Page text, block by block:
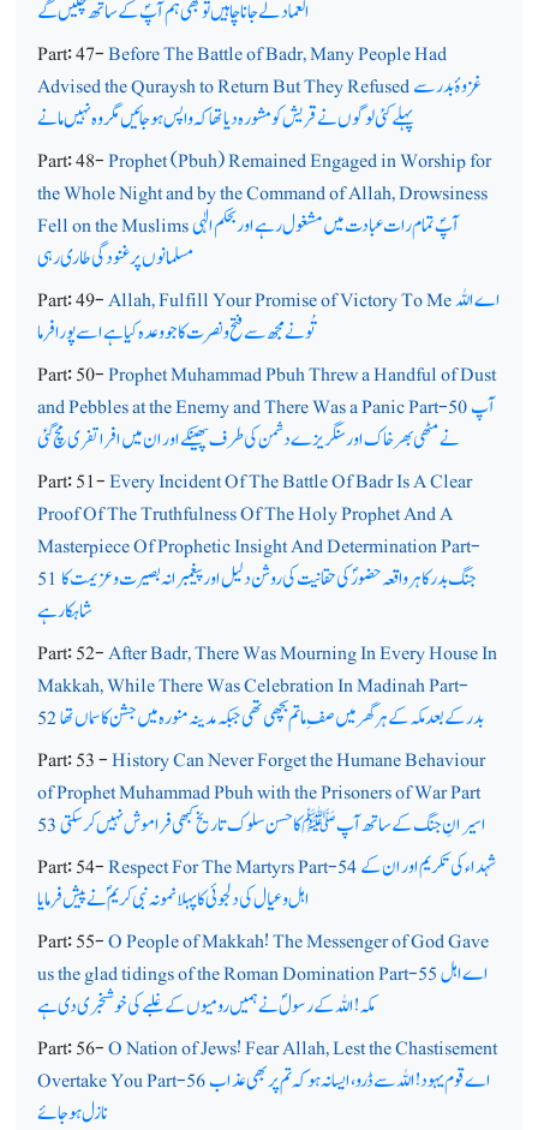
العماد لے جانا چاہیں تو بھی ہم آپؐ کے ساتھ چلیں گے
Part: 47-Before The Battle of Badr, Many People Had
Advised the Quraysh to Return But They Refusedغزوۂ بدر سے
پہلے کئی لوگوں نے قریش کو مشورہ دیا تھا کہ واپس ہوجائیں مگر وہ نہیں مانے
Part: 48-Prophet (Pbuh) Remained Engaged in Worship for
the Whole Night and by the Command of Allah, Drowsiness
Fell on the Muslimsآپؐ تمام رات عبادت میں مشغول رہے اور بحکم الٰہی
مسلمانوں پر غنودگی طاری رہی
Part: 49-Allah, Fulfill Your Promise of Victory To Meاے اللہ
تُونے مجھ سے فتح و نصرت کا جو وعدہ کیا ہے اسے پورا فرما
Part: 50-Prophet Muhammad Pbuh Threw a Handful of Dust
and Pebbles at the Enemy and There Was a Panic Part-50آپ
نے مٹھی بھر خاک اور سنگریزے دشمن کی طرف پھینکے اور ان میں افراتفری مچ گئی
Part: 51-Every Incident Of The Battle Of Badr Is A Clear
Proof Of The Truthfulness Of The Holy Prophet And A
Masterpiece Of Prophetic Insight And Determination Part-
51 جنگ بدر کا ہر واقعہ حضورؐ کی حقانیت کی روشن دلیل اور پیغمبرانہ بصیرت و عزیمت کا
شاہکار ہے
Part: 52-After Badr, There Was Mourning In Every House In
Makkah, While There Was Celebration In Madinah Part-
52بدر کے بعد مکہ کے ہر گھرمیں صف ِ ماتم بچھی تھی جبکہ مدینہ منورہ میں جشن کا سماں تھا
Part: 53 -History Can Never Forget the Humane Behaviour
of Prophet Muhammad Pbuh with the Prisoners of War Part
53اسیرانِ جنگ کے ساتھ آپ ﷺ کا حسن سلوک تاریخ کبھی فراموش نہیں کرسکتی
Part: 54-Respect For The Martyrs Part-54شہداء کی تکریم اور ان کے
اہل و عیال کی دلجوئی کا پہلا نمونہ نبی کریمؐ نے پیش فرمایا
Part: 55-O People of Makkah! The Messenger of God Gave
us the glad tidings of the Roman Domination Part-55اے اہل
مکہ! اللہ کے رسولؐ نے ہمیں رومیوں کے غلبے کی خوشخبری دی ہے
Part: 56-O Nation of Jews! Fear Allah, Lest the Chastisement
Overtake You Part-56اے قوم یہود! اللہ سے ڈرو، ایسا نہ ہو کہ تم پر بھی عذاب
نازل ہوجائے